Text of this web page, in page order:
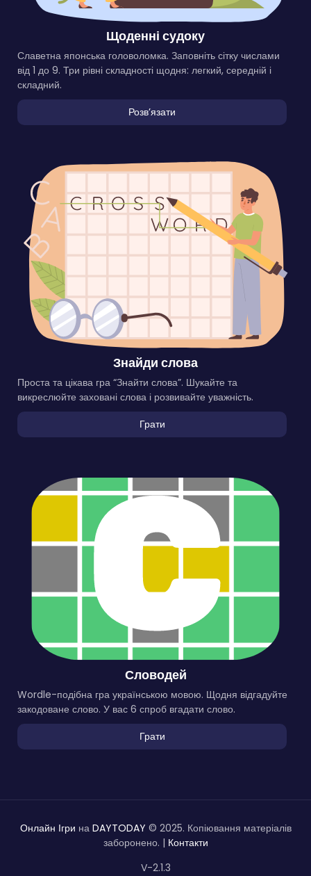
Щоденні судоку
Славетна японська головоломка. Заповніть сітку числами
від 1 до 9. Три рівні складності щодня: легкий, середній і
складний.
Розвʼязати
Знайди слова
Проста та цікава гра “Знайти слова”. Шукайте та
викреслюйте заховані слова і розвивайте уважність.
Грати
Словодей
Wordle-подібна гра українською мовою. Щодня відгадуйте
закодоване слово. У вас 6 спроб вгадати слово.
Грати
Онлайн Ігри на DAYTODAY © 2025. Копіювання матеріалів
заборонено. | Контакти
V-2.1.3